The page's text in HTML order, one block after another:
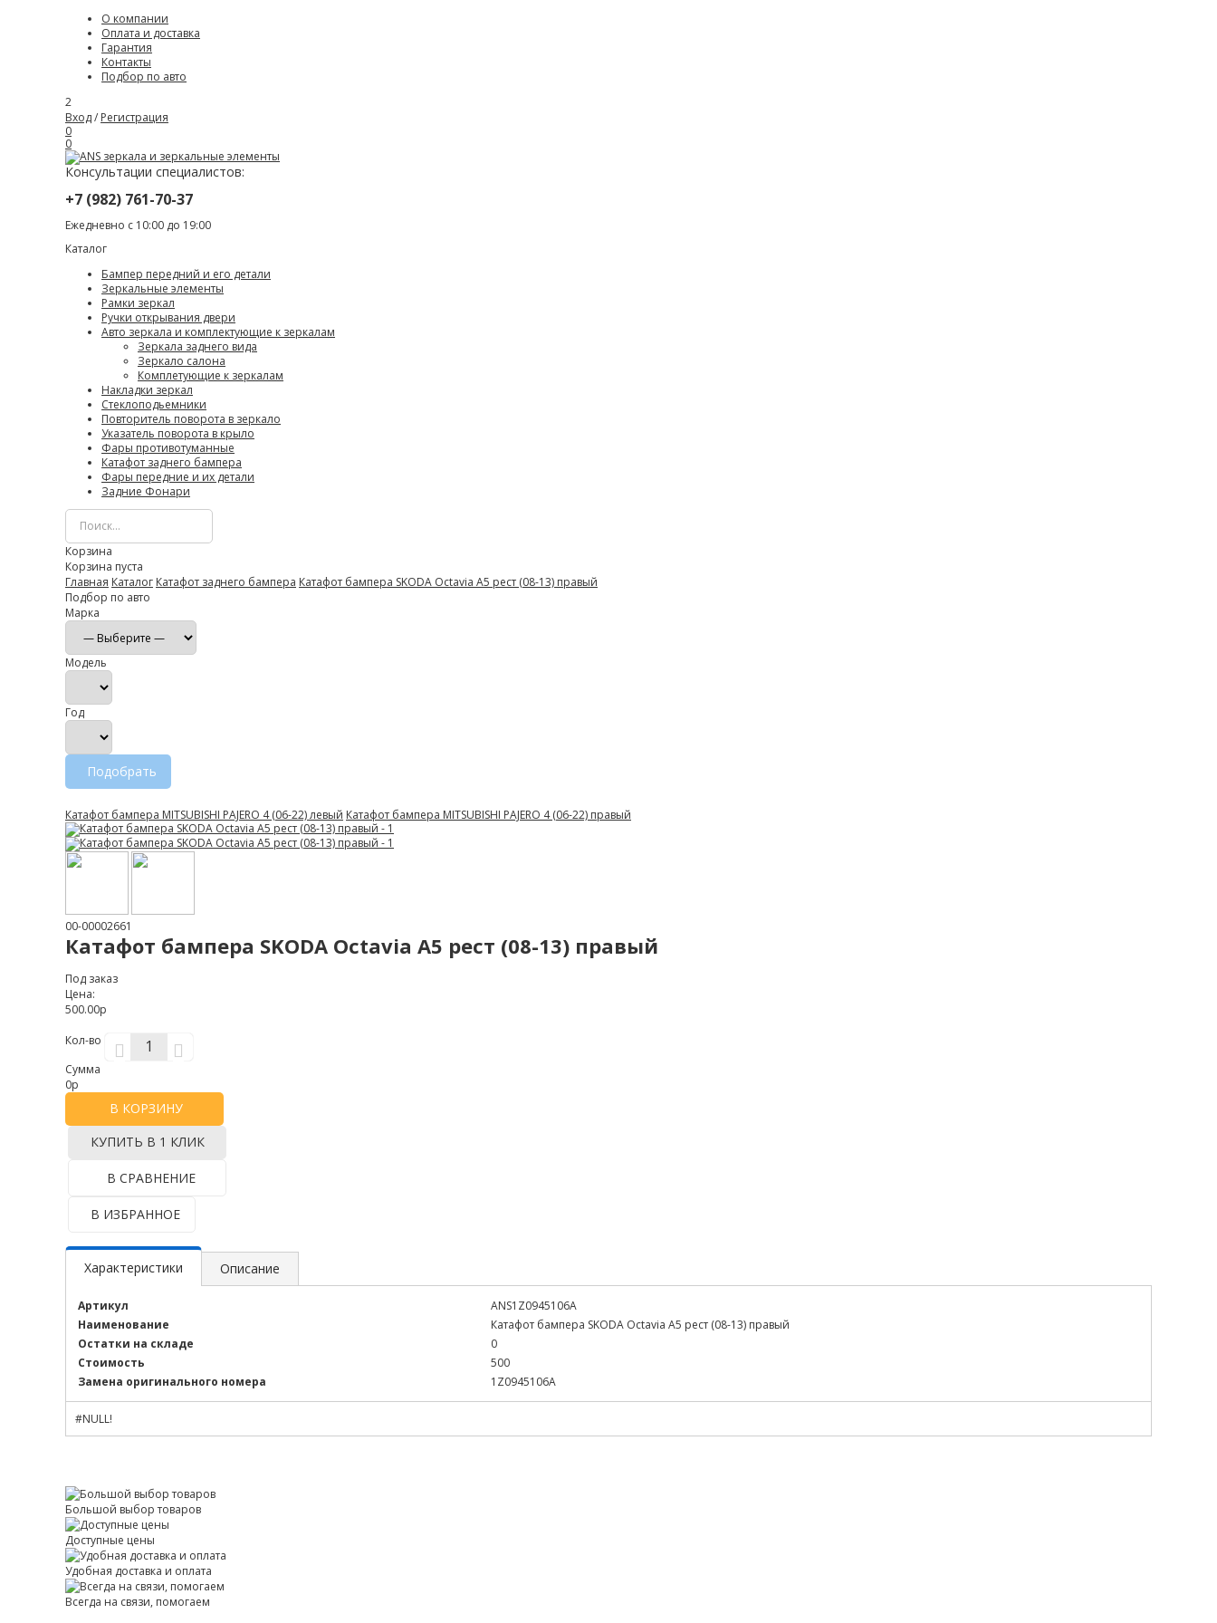
О компании
Оплата и доставка
Гарантия
Контакты
Подбор по авто
2
Вход/ Регистрация
0
0
Консультации специалистов:
+7 (982) 761-70-37
Ежедневно с 10:00 до 19:00
Каталог
Бампер передний и его детали
Зеркальные элементы
Рамки зеркал
Ручки открывания двери
Авто зеркала и комплектующие к зеркалам
Зеркала заднего вида
Зеркало салона
Комплетующие к зеркалам
Накладки зеркал
Стеклоподьемники
Повторитель поворота в зеркало
Указатель поворота в крыло
Фары противотуманные
Катафот заднего бампера
Фары передние и их детали
Задние Фонари
Корзина
Корзина пуста
Главная Каталог Катафот заднего бампера Катафот бампера SKODA Octavia A5 рест (08-13) правый
Подбор по авто
Марка
Модель
Год
Подобрать
Катафот бампера MITSUBISHI PAJERO 4 (06-22) левый Катафот бампера MITSUBISHI PAJERO 4 (06-22) правый
00-00002661
Катафот бампера SKODA Octavia A5 рест (08-13) правый
Под заказ
Цена:
500.00р
Кол-во
Сумма
0р
В КОРЗИНУ
КУПИТЬ В 1 КЛИК
В СРАВНЕНИЕ
В ИЗБРАННОЕ
Характеристики Описание
Артикул
ANS1Z0945106A
Наименование
Катафот бампера SKODA Octavia A5 рест (08-13) правый
Остатки на складе
0
Стоимость
500
Замена оригинального номера
1Z0945106A
#NULL!
Большой выбор товаров
Доступные цены
Удобная доставка и оплата
Всегда на связи, помогаем